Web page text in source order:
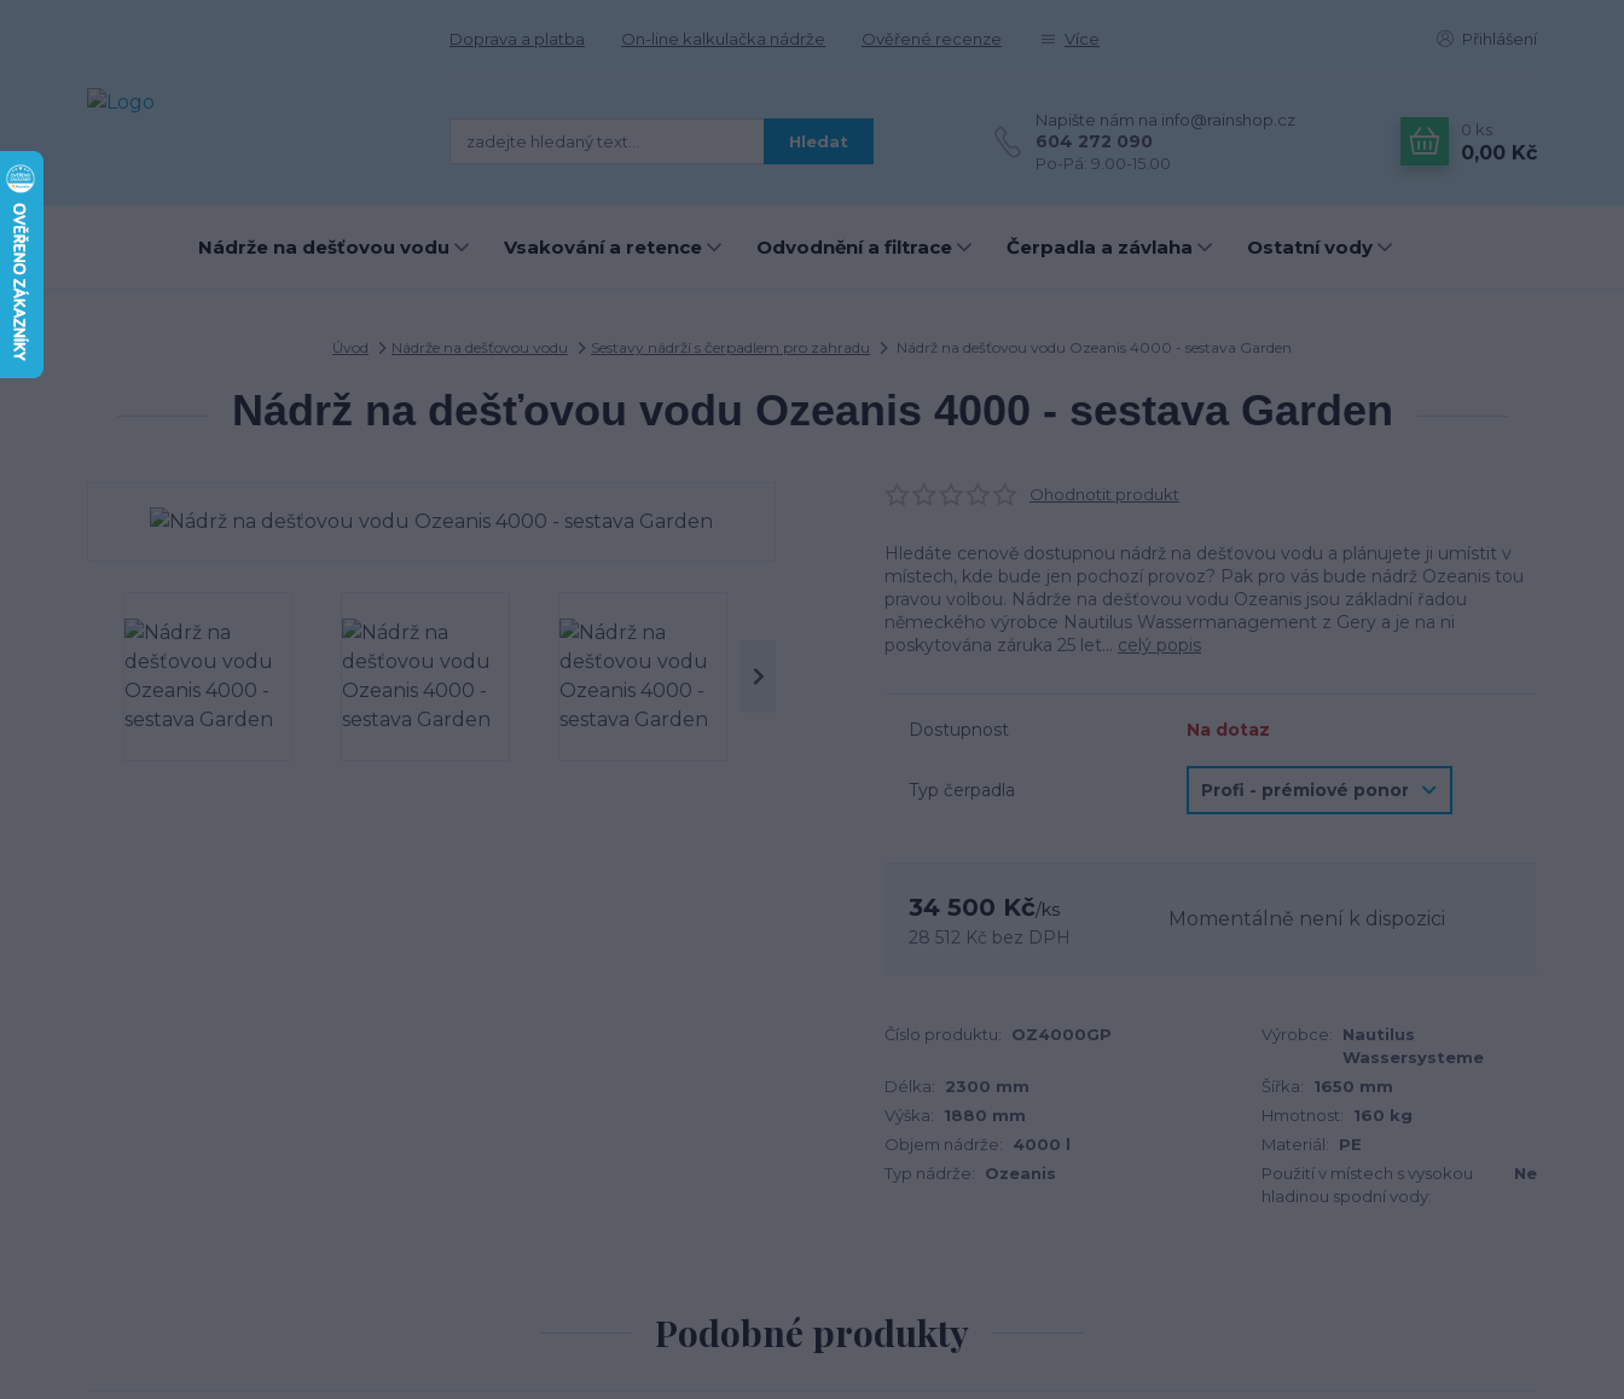
Doprava a platba On-line kalkulačka nádrže Ověřené recenze Více Přihlášení
Hledat
Napište nám na info@rainshop.cz
604 272 090
Po-Pá: 9.00-15.00
0 ks
0,00 Kč
Nádrže na dešťovou vodu Vsakování a retence Odvodnění a filtrace Čerpadla a závlaha Ostatní vody
Úvod Nádrže na dešťovou vodu Sestavy nádrží s čerpadlem pro zahradu Nádrž na dešťovou vodu Ozeanis 4000 - sestava Garden
Nádrž na dešťovou vodu Ozeanis 4000 - sestava Garden
Ohodnotit produkt
Hledáte cenově dostupnou nádrž na dešťovou vodu a plánujete ji umístit v
místech, kde bude jen pochozí provoz? Pak pro vás bude nádrž Ozeanis tou
pravou volbou. Nádrže na dešťovou vodu Ozeanis jsou základní řadou
německého výrobce Nautilus Wassermanagement z Gery a je na ni
poskytována záruka 25 let... celý popis
Dostupnost Na dotaz
Typ čerpadla
34 500 Kč/ks
28 512 Kč bez DPH
Momentálně není k dispozici
Číslo produktu: OZ4000GP Výrobce:
Nautilus
Wassersysteme
Délka:
2300 mm Šířka:
1650 mm
Výška:
1880 mm Hmotnost:
160 kg
Objem nádrže:
4000 l Materiál:
PE
Typ nádrže:
Ozeanis
Použití v místech s vysokou
hladinou spodní vody:
Ne
Podobné produkty